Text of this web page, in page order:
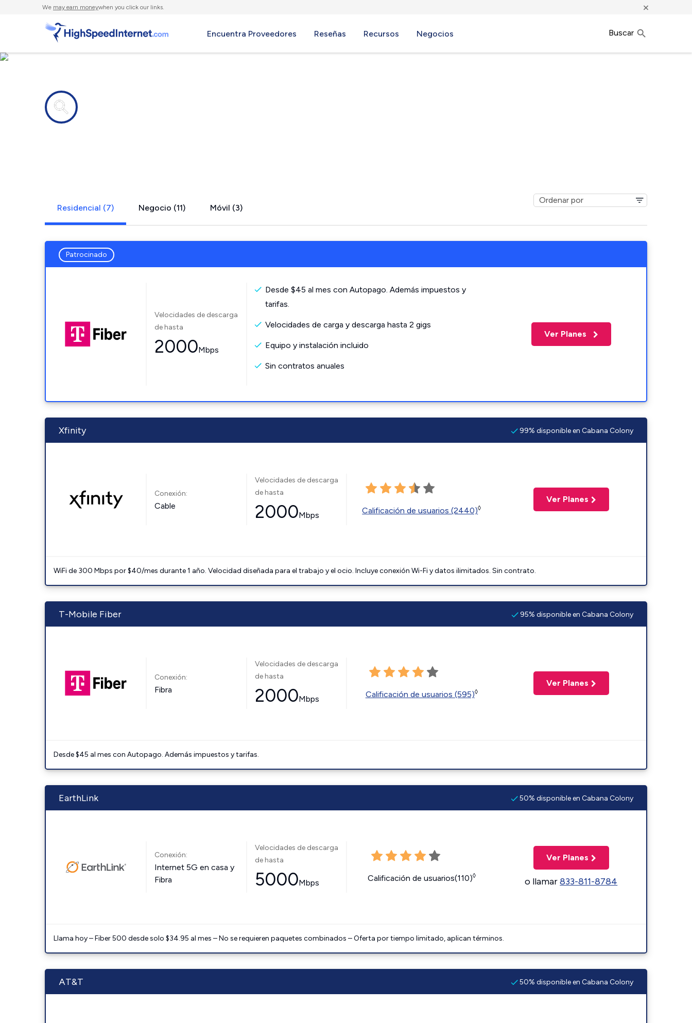
We may earn moneywhen you click our links. ×
Encuentra Proveedores Reseñas Recursos Negocios Buscar
Residencial (7) Negocio (11) Móvil (3)
Patrocinado
Velocidades de descarga
de hasta
2000Mbps
Desde $45 al mes con Autopago. Además impuestos y
tarifas.
Velocidades de carga y descarga hasta 2 gigs
Equipo y instalación incluido
Sin contratos anuales
Ver Planes
Xfinity 99% disponible en Cabana Colony
Conexión:
Cable
Velocidades de descarga
de hasta
2000Mbps Calificación de usuarios (2440)◊
Ver Planes
WiFi de 300 Mbps por $40/mes durante 1 año. Velocidad diseñada para el trabajo y el ocio. Incluye conexión Wi-Fi y datos ilimitados. Sin contrato.
T-Mobile Fiber 95% disponible en Cabana Colony
Conexión:
Fibra
Velocidades de descarga
de hasta
2000Mbps Calificación de usuarios (595)◊
Ver Planes
Desde $45 al mes con Autopago. Además impuestos y tarifas.
EarthLink 50% disponible en Cabana Colony
Conexión:
Internet 5G en casa y
Fibra
Velocidades de descarga
de hasta
5000Mbps Calificación de usuarios(110)◊
Ver Planes
o llamar833-811-8784
Llama hoy – Fiber 500 desde solo $34.95 al mes – No se requieren paquetes combinados – Oferta por tiempo limitado, aplican términos.
AT&T 50% disponible en Cabana Colony